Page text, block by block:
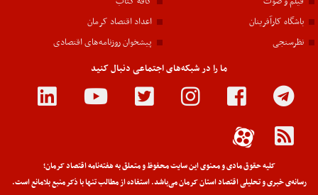
باشگاه کارآفرینان
نظرسنجی
اعداد اقتصاد کرمان
پیشخوان روزنامه‌های اقتصادی
ما را در شبکه‌های اجتماعی دنبال کنید
کلیه حقوق مادی و معنوی این سایت محفوظ و متعلق به هفته‌نامه اقتصاد کرمان؛
رسانه‌ی خبری و تحلیلی اقتصاد استان کرمان می‌باشد. استفاده از مطالب تنها با ذکر منبع بلامانع است.